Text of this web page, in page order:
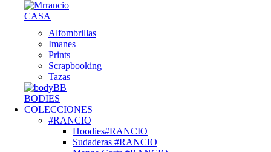
CASA
Alfombrillas
Imanes
Prints
Scrapbooking
Tazas
BODIES
COLECCIONES
#RANCIO
Hoodies#RANCIO
Sudaderas #RANCIO